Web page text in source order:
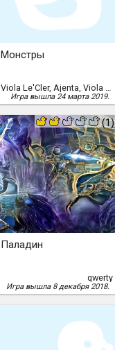
Монстры
Viola Le'Cler, Ajenta, Viola Le Cler
Игра вышла 24 марта 2019.
(1)
Паладин
qwerty
Игра вышла 8 декабря 2018.